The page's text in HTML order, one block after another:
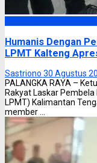
Humanis Dengan
LPMT Kalteng
Sastriono 30 Agustus
PALANGKA RAYA –
Rakyat Laskar
LPMT) Kalimantan
member ...